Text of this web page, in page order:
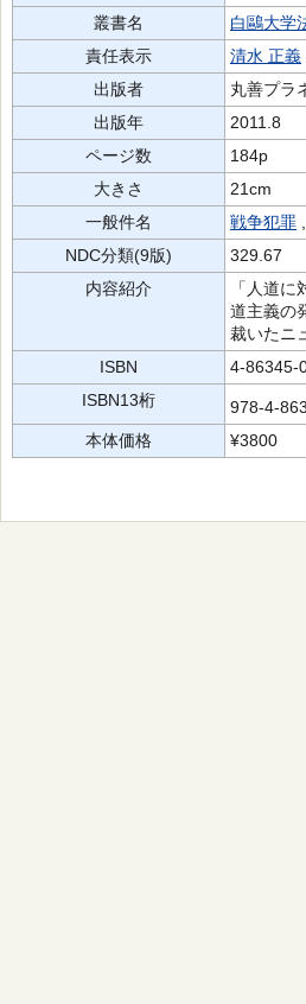
叢書名
白鷗大学
責任表示
清水 正義
出版者
丸善プラ
出版年
2011.8
ページ数
184p
大きさ
21cm
一般件名
戦争犯罪
NDC分類(9版)
329.67
内容紹介
「人道
道主義の
裁いたニ
ISBN
4-86345-
ISBN13桁
978-4-
本体価格
¥3800